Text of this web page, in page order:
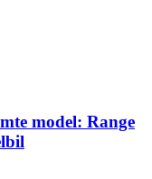
model: Range